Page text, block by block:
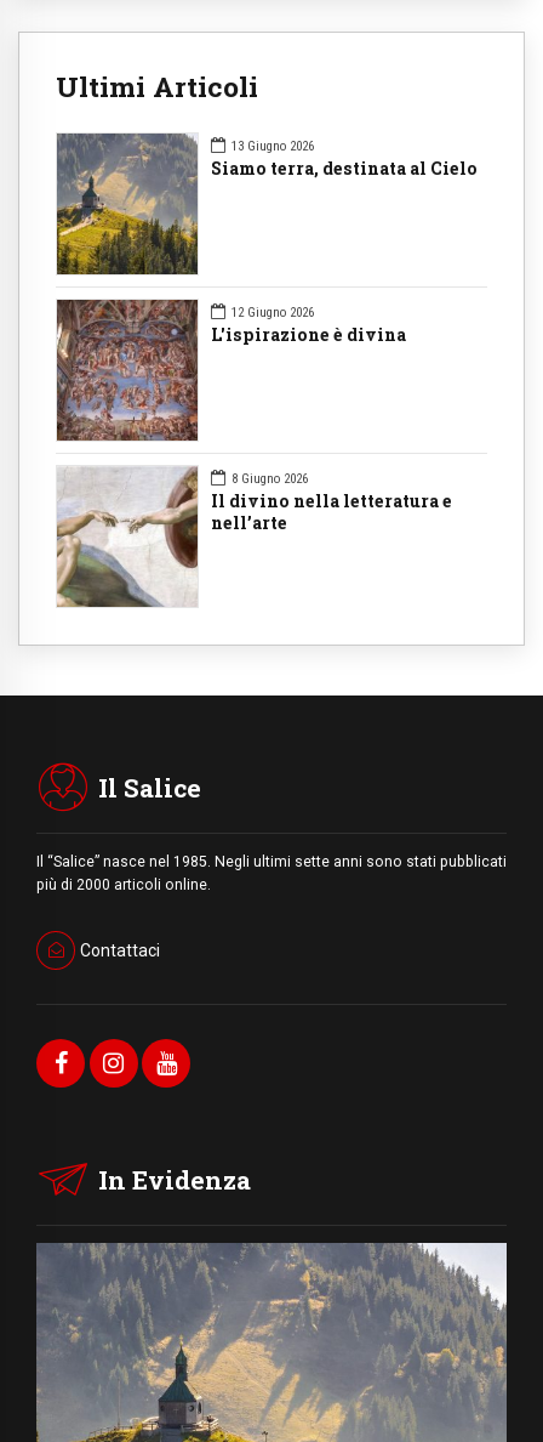
Ultimi Articoli
13 Giugno 2026
Siamo terra, destinata al Cielo
12 Giugno 2026
L'ispirazione è divina
8 Giugno 2026
Il divino nella letteratura e
nell’arte
Il Salice
Il “Salice” nasce nel 1985. Negli ultimi sette anni sono stati pubblicati
più di 2000 articoli online.
Contattaci
In Evidenza